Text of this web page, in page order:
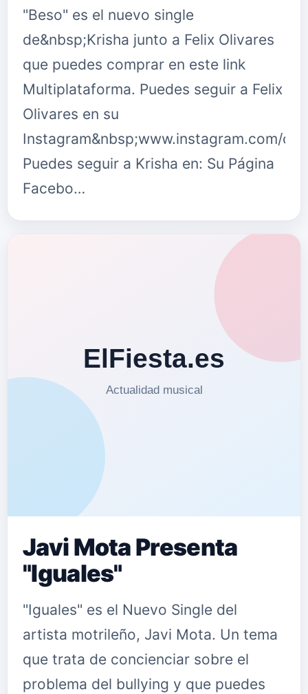
"Beso" es el nuevo single
de&nbsp;Krisha junto a Felix Olivares
que puedes comprar en este link
Multiplataforma. Puedes seguir a Felix
Olivares en su
Instagram&nbsp;www.instagram.com/
Puedes seguir a Krisha en: Su Página
Facebo…
Javi Mota Presenta
"Iguales"
"Iguales" es el Nuevo Single del
artista motrileño, Javi Mota. Un tema
que trata de concienciar sobre el
problema del bullying y que puedes